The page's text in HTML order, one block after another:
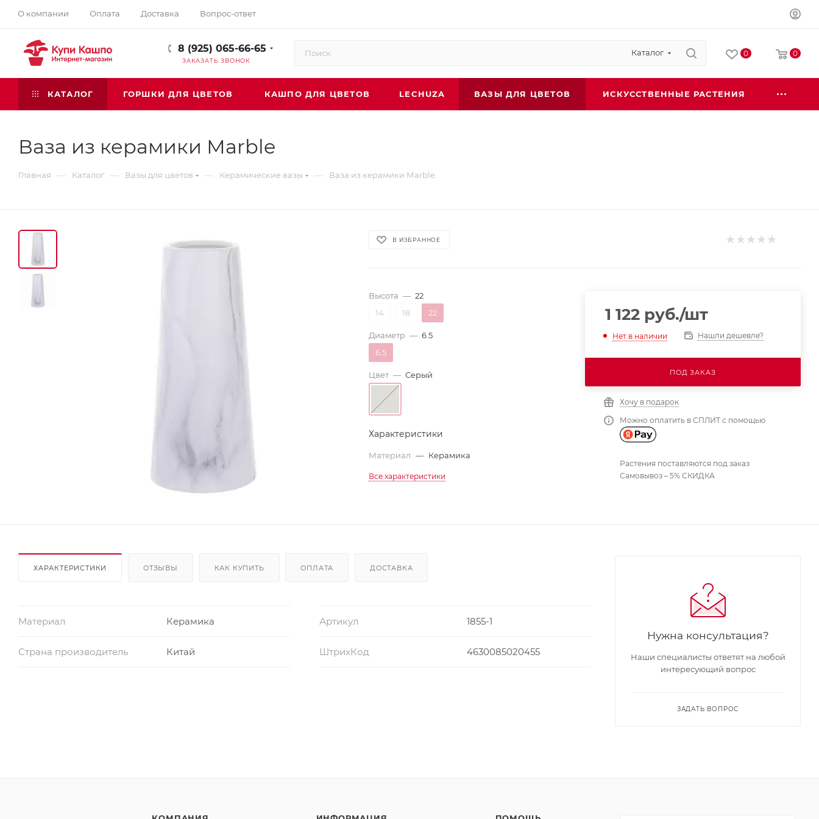
О компании Оплата Доставка Вопрос-ответ
8 (925) 065-66-65
ЗАКАЗАТЬ ЗВОНОК
Каталог 0 0
КАТАЛОГ ГОРШКИ ДЛЯ ЦВЕТОВ КАШПО ДЛЯ ЦВЕТОВ LECHUZA ВАЗЫ ДЛЯ ЦВЕТОВ ИСКУССТВЕННЫЕ РАСТЕНИЯ
Ваза из керамики Мarble
Главная — Каталог — Вазы для цветов — Керамические вазы — Ваза из керамики Мarble
В ИЗБРАННОЕ
Высота — 22
14
18 22
Диаметр — 6.5
6.5
Цвет — Серый
Характеристики
Материал — Керамика
Все характеристики
1 122руб./шт
Нет в наличии Нашли дешевле?
ПОД ЗАКАЗ
Хочу в подарок
Можно оплатить в СПЛИТ с помощью
Растения поставляются под заказ
Самовывоз – 5% СКИДКА
ХАРАКТЕРИСТИКИ ОТЗЫВЫ КАК КУПИТЬ ОПЛАТА ДОСТАВКА
Материал Керамика Артикул 1855-1
Страна производитель Китай ШтрихКод 4630085020455
Нужна консультация?
Наши специалисты ответят на любой
интересующий вопрос
ЗАДАТЬ ВОПРОС